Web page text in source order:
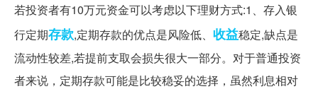
若投资者有10万元资金可以考虑以下理财方式:1、存入银
行定期存款,定期存款的优点是风险低、 收益稳定,缺点是
流动性较差,若提前支取会损失很大一部分。对于普通投资
者来说，定期存款可能是比较稳妥的选择，虽然利息相对